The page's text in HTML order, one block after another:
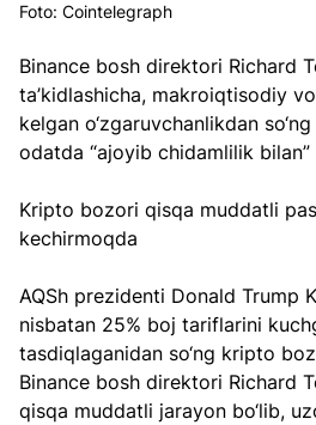
Foto: Cointelegraph
Binance bosh direktori Richard
ta’kidlashicha, makroiqtisodiy
kelgan o‘zgaruvchanlikdan
odatda “ajoyib chidamlilik
Kripto bozori qisqa muddatli
kechirmoqda
AQSh prezidenti Donald Trump
nisbatan 25% boj tariflarini
tasdiqlaganidan so‘ng kripto
Binance bosh direktori Richard
qisqa muddatli jarayon bo‘lib,